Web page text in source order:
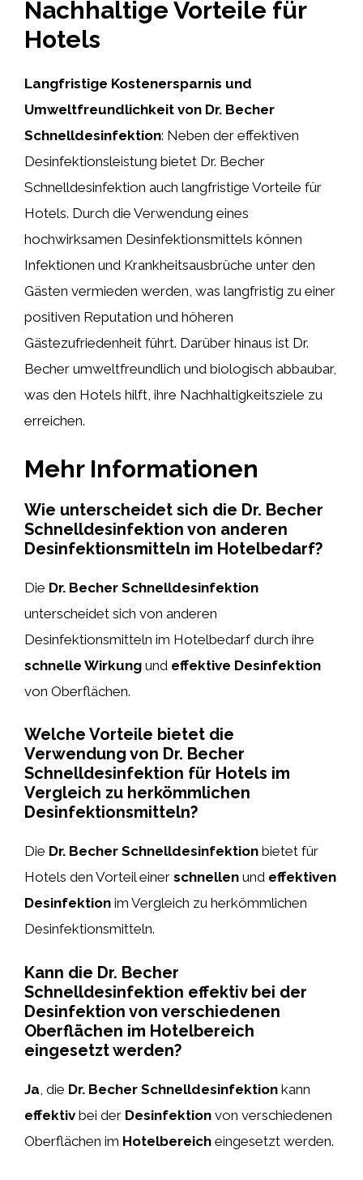
Nachhaltige Vorteile für
Hotels
Langfristige Kostenersparnis und
Umweltfreundlichkeit von Dr. Becher
Schnelldesinfektion: Neben der effektiven
Desinfektionsleistung bietet Dr. Becher
Schnelldesinfektion auch langfristige Vorteile für
Hotels. Durch die Verwendung eines
hochwirksamen Desinfektionsmittels können
Infektionen und Krankheitsausbrüche unter den
Gästen vermieden werden, was langfristig zu einer
positiven Reputation und höheren
Gästezufriedenheit führt. Darüber hinaus ist Dr.
Becher umweltfreundlich und biologisch abbaubar,
was den Hotels hilft, ihre Nachhaltigkeitsziele zu
erreichen.
Mehr Informationen
Wie unterscheidet sich die Dr. Becher
Schnelldesinfektion von anderen
Desinfektionsmitteln im Hotelbedarf?
Die Dr. Becher Schnelldesinfektion
unterscheidet sich von anderen
Desinfektionsmitteln im Hotelbedarf durch ihre
schnelle Wirkung und effektive Desinfektion
von Oberflächen.
Welche Vorteile bietet die
Verwendung von Dr. Becher
Schnelldesinfektion für Hotels im
Vergleich zu herkömmlichen
Desinfektionsmitteln?
Die Dr. Becher Schnelldesinfektion bietet für
Hotels den Vorteil einer schnellen und effektiven
Desinfektion im Vergleich zu herkömmlichen
Desinfektionsmitteln.
Kann die Dr. Becher
Schnelldesinfektion effektiv bei der
Desinfektion von verschiedenen
Oberflächen im Hotelbereich
eingesetzt werden?
Ja , die Dr. Becher Schnelldesinfektion kann
effektiv bei der Desinfektion von verschiedenen
Oberflächen im Hotelbereich eingesetzt werden.